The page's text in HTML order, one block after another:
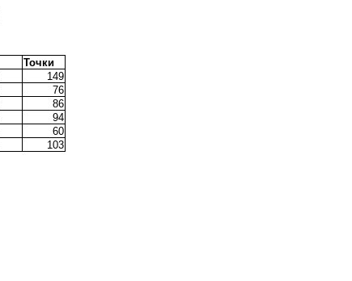
Точки
149
76
86
94
60
103